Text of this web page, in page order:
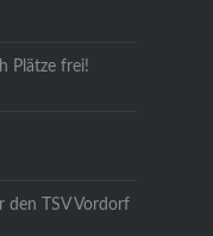
Plätze frei!
den TSV Vordorf